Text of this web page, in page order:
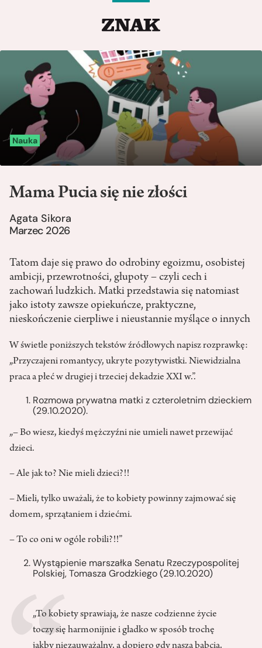
Nauka
Mama Pucia się nie złości
Agata Sikora
Marzec 2026
Tatom daje się prawo do odrobiny egoizmu, osobistej
ambicji, przewrotności, głupoty – czyli cech i
zachowań ludzkich. Matki przedstawia się natomiast
jako istoty zawsze opiekuńcze, praktyczne,
nieskończenie cierpliwe i nieustannie myślące o innych
W świetle poniższych tekstów źródłowych napisz rozprawkę:
„Przyczajeni romantycy, ukryte pozytywistki. Niewidzialna
praca a płeć w drugiej i trzeciej dekadzie XXI w.”.
Rozmowa prywatna matki z czteroletnim dzieckiem
(29.10.2020).
„– Bo wiesz, kiedyś mężczyźni nie umieli nawet przewijać
dzieci.
– Ale jak to? Nie mieli dzieci?!!
– Mieli, tylko uważali, że to kobiety powinny zajmować się
domem, sprzątaniem i dziećmi.
– To co oni w ogóle robili?!!”
Wystąpienie marszałka Senatu Rzeczypospolitej
Polskiej, Tomasza Grodzkiego (29.10.2020)
„To kobiety sprawiają, że nasze codzienne życie
toczy się harmonijnie i gładko w sposób trochę